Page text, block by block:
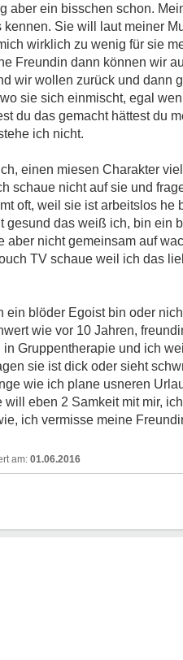
aber ein bisschen schon.
Sie will laut meiner
wirklich zu wenig für sie
Freundin dann können wir
wir wollen zurück und dann
sie sich einmischt, egal
du das gemacht hättest du
ich nicht.
einen miesen Charakter
schaue nicht auf sie und
oft, weil sie ist arbeitslos
gesund das weiß ich, bin
aber nicht gemeinsam auf
TV schaue weil ich das
ein blöder Egoist bin oder
wie vor 10 Jahren,
Gruppentherapie und ich
sie ist dick oder sieht
wie ich plane usneren
eben 2 Samkeit mit mir,
ich vermisse meine
01.06.2016